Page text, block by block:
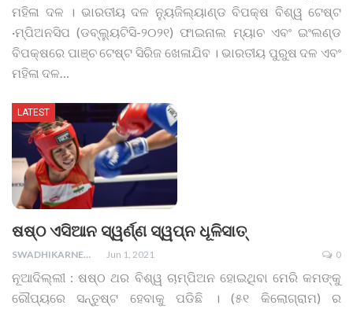
ମହିଳା ଦଳ । ଭାରତୀୟ ଦଳ ନ୍ୟୁଜିଲ୍ୟାଣ୍ଡ ବିପକ୍ଷ ବିଶ୍ୱ ଟେଷ୍ଟ
·ମ୍ପିଅନସିପ (ଡବ୍ଲ୍ୟୁଟିସି-୨୦୨୧) ଫାଇନାଲ ମ୍ୟାଚ ଏବଂ ଇଂଲଣ୍ଡ
ବିପକ୍ଷରେ ପାଞ୍ଚ ଟେଷ୍ଟ ସିରିଜ ଖେଳାଯିବ । ଭାରତୀୟ ପୁରୁଷ ଦଳ ଏବଂ
ମହିଳା ଦଳ…
LATEST
ଷଷ୍ଠ ଏସିଆନ ସ୍ୱର୍ଣ୍ଣ ସ୍ୱପ୍ନ ଧୂଳିସାତ୍
SWADHIKARNEWS Jun 1, 2021 0
ନୂଆଦିଲ୍ଲୀ : ଷଷ୍ଠ ଥର ବିଶ୍ୱ ଚାମ୍ପିଅନ ହୋଇଥିବା ମେରି କମଙ୍କୁ
ରୌପ୍ୟରେ ସନ୍ତୁଷ୍ଟ ହେବାକୁ ପଡିଛି । (୫୧ କିଲୋଗ୍ରାମ) ର